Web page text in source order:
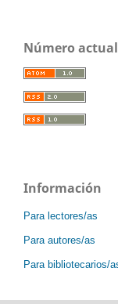
Número actual
Información
Para lectores/as
Para autores/as
Para bibliotecarios/